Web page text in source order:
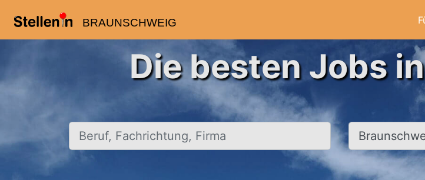
BRAUNSCHWEIG
Die besten Jobs
Beruf, Fachrichtung, Firma Ort, Stadt